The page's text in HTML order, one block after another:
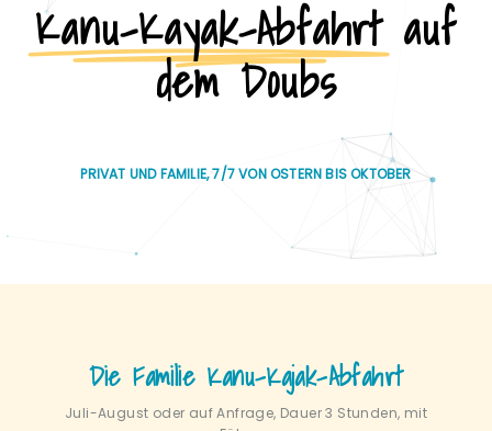
Kanu-Kayak-Abfahrt auf
dem Doubs
PRIVAT UND FAMILIE, 7/7 VON OSTERN BIS OKTOBER
Die Familie Kanu-Kajak-Abfahrt
Juli-August oder auf Anfrage, Dauer 3 Stunden, mit